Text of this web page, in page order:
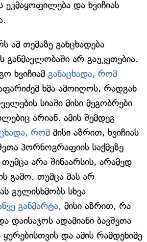
უკმაყოფილება და ხვიჩიას
ამ თემაზე განცხადება
განმავლობაში არ გაუკეთებია.
ხვიჩიამ განაცხადა, რომ
ხმა ამოიღოს, რადგან
სიაში მისი მეგობრები
არიან. ამის შემდეგ
რომ მისი აზრით, ხვიჩიას
პორნოგრაფიის საქმეზე
არა შინაარსის, არამედ
გამო. თუმცა მას არ
გულისხმობს სხვა
განმარტა, მისი აზრით, რა
დაისაჯოს ადამიანი ბავშვთა
და ამის რამდენიმე